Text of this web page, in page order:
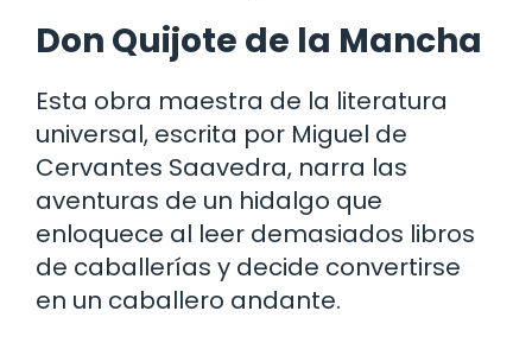
Don Quijote de la Mancha
Esta obra maestra de la literatura
universal, escrita por Miguel de
Cervantes Saavedra, narra las
aventuras de un hidalgo que
enloquece al leer demasiados libros
de caballerías y decide convertirse
en un caballero andante.